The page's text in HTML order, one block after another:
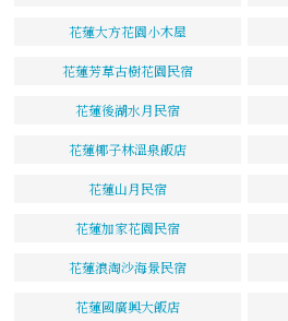
花蓮大方花園小木屋
花蓮芳草古樹花園民宿
花蓮後湖水月民宿
花蓮椰子林溫泉飯店
花蓮山月民宿
花蓮加家花園民宿
花蓮浪淘沙海景民宿
花蓮國廣興大飯店